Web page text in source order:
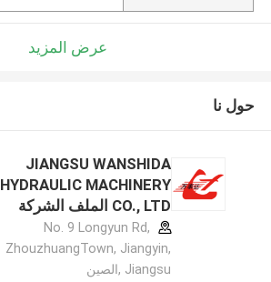
عرض المزيد
حول نا
JIANGSU WANSHIDA
HYDRAULIC MACHINERY
CO., LTD الملف الشركة
المصنعة
No. 9 Longyun Rd,
ZhouzhuangTown, Jiangyin,
Jiangsu ,الصين